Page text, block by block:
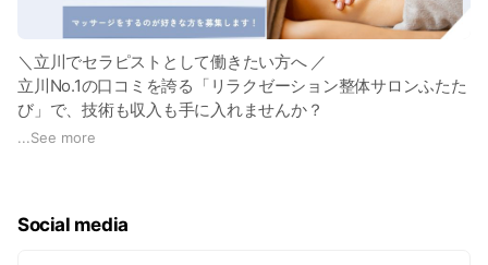
＼立川でセラピストとして働きたい方へ ／
立川No.1の口コミを誇る「リラクゼーション整体サロンふたた
び」で、技術も収入も手に入れませんか？
...See more
Social media